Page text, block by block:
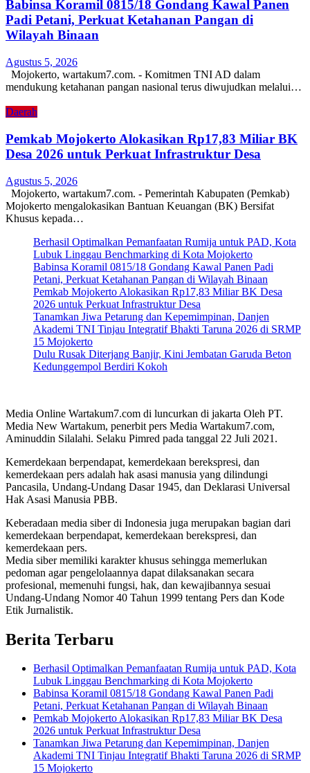
Babinsa Koramil 0815/18 Gondang Kawal Panen
Padi Petani, Perkuat Ketahanan Pangan di
Wilayah Binaan
Agustus 5, 2026
Mojokerto, wartakum7.com. - Komitmen TNI AD dalam
mendukung ketahanan pangan nasional terus diwujudkan melalui…
Daerah
Pemkab Mojokerto Alokasikan Rp17,83 Miliar BK
Desa 2026 untuk Perkuat Infrastruktur Desa
Agustus 5, 2026
Mojokerto, wartakum7.com. - Pemerintah Kabupaten (Pemkab)
Mojokerto mengalokasikan Bantuan Keuangan (BK) Bersifat
Khusus kepada…
Berhasil Optimalkan Pemanfaatan Rumija untuk PAD, Kota
Lubuk Linggau Benchmarking di Kota Mojokerto
Babinsa Koramil 0815/18 Gondang Kawal Panen Padi
Petani, Perkuat Ketahanan Pangan di Wilayah Binaan
Pemkab Mojokerto Alokasikan Rp17,83 Miliar BK Desa
2026 untuk Perkuat Infrastruktur Desa
Tanamkan Jiwa Petarung dan Kepemimpinan, Danjen
Akademi TNI Tinjau Integratif Bhakti Taruna 2026 di SRMP
15 Mojokerto
Dulu Rusak Diterjang Banjir, Kini Jembatan Garuda Beton
Kedunggempol Berdiri Kokoh
Media Online Wartakum7.com di luncurkan di jakarta Oleh PT.
Media New Wartakum, penerbit pers Media Wartakum7.com,
Aminuddin Silalahi. Selaku Pimred pada tanggal 22 Juli 2021.
Kemerdekaan berpendapat, kemerdekaan berekspresi, dan
kemerdekaan pers adalah hak asasi manusia yang dilindungi
Pancasila, Undang-Undang Dasar 1945, dan Deklarasi Universal
Hak Asasi Manusia PBB.
Keberadaan media siber di Indonesia juga merupakan bagian dari
kemerdekaan berpendapat, kemerdekaan berekspresi, dan
kemerdekaan pers.
Media siber memiliki karakter khusus sehingga memerlukan
pedoman agar pengelolaannya dapat dilaksanakan secara
profesional, memenuhi fungsi, hak, dan kewajibannya sesuai
Undang-Undang Nomor 40 Tahun 1999 tentang Pers dan Kode
Etik Jurnalistik.
Berita Terbaru
Berhasil Optimalkan Pemanfaatan Rumija untuk PAD, Kota
Lubuk Linggau Benchmarking di Kota Mojokerto
Babinsa Koramil 0815/18 Gondang Kawal Panen Padi
Petani, Perkuat Ketahanan Pangan di Wilayah Binaan
Pemkab Mojokerto Alokasikan Rp17,83 Miliar BK Desa
2026 untuk Perkuat Infrastruktur Desa
Tanamkan Jiwa Petarung dan Kepemimpinan, Danjen
Akademi TNI Tinjau Integratif Bhakti Taruna 2026 di SRMP
15 Mojokerto